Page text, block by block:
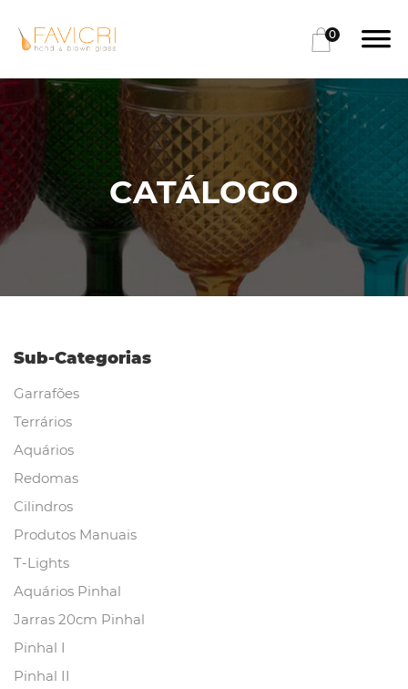
0
CATÁLOGO
Sub-Categorias
Garrafões
Terrários
Aquários
Redomas
Cilindros
Produtos Manuais
T-Lights
Aquários Pinhal
Jarras 20cm Pinhal
Pinhal I
Pinhal II